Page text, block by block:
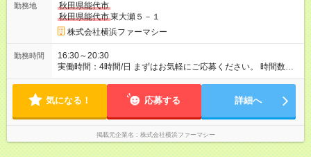
プ。 管理者要件がある場合：90円 【試用期間】試用期間あり 試
用期間の長さ：3ヶ月 雇用形態、給与は本採用時と同じです。
勤務地
秋田県能代市
秋田県能代市東大瀬５－１
株式会社横浜ファーマシー
勤務時間
16:30～20:30
実働時間：4時間/日 まずはお気軽にご応募ください。 時間数に
ついてもぜひご相談下さい。 あなたの新しいスタートをしっか
気になる！ 応募する 詳細へ
掲載元企業名 株式会社横浜ファーマシー